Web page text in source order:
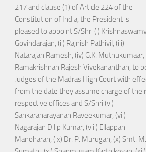
217 and clause (1) of Article 224 of the
Constitution of India, the President is
pleased to appoint S/Shri (i)
Govindarajan, (ii) Rajnish Pathiyil, (iii)
Natarajan Ramesh, (iv) G.K. Muthukumaar,
Ramakrishnan Rajesh Vivekananthan, to
Judges of the Madras High Court with
from the date they assume charge of their
respective offices and S/Shri (vi)
Sankaranarayanan Raveekumar, (vii)
Nagarajan Dilip Kumar, (viii) Ellappan
Manoharan, (ix) Dr. P. Murugan, (x) Smt. M.